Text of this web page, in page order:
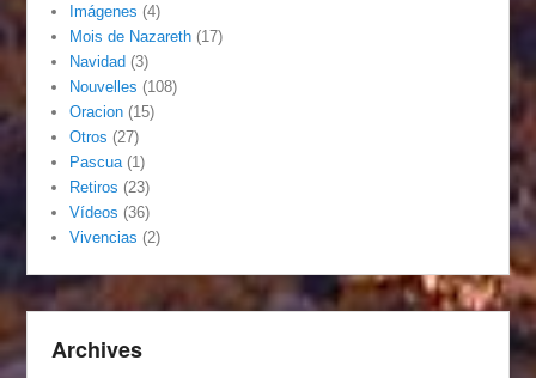
Imágenes (4)
Mois de Nazareth (17)
Navidad (3)
Nouvelles (108)
Oracion (15)
Otros (27)
Pascua (1)
Retiros (23)
Vídeos (36)
Vivencias (2)
Archives